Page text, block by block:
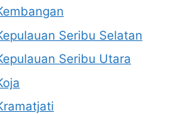
Seribu Selatan
Seribu Utara